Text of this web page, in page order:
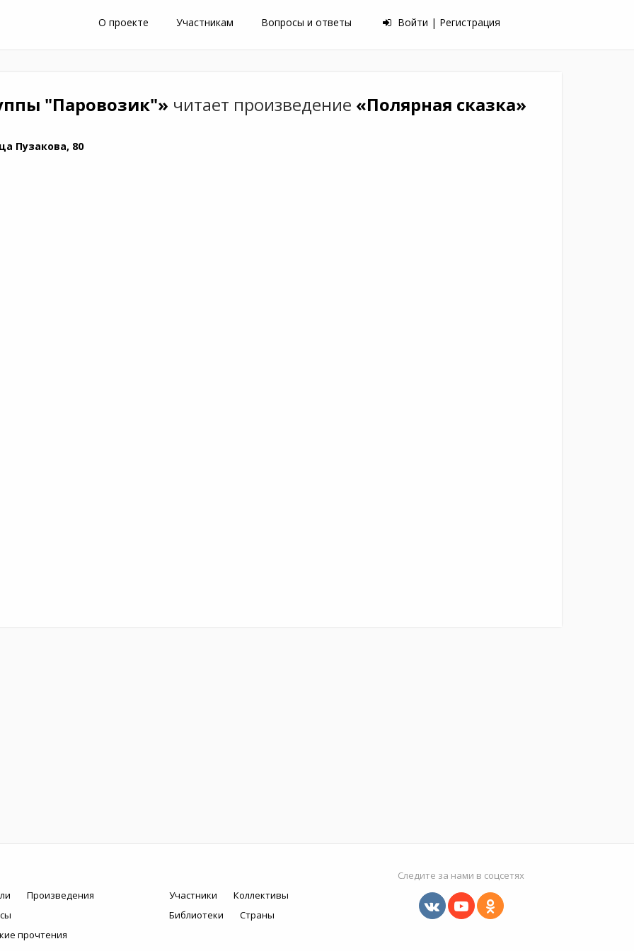
О проекте Участникам Вопросы и ответы Войти | Регистрация
"Паровозик"» читает произведение «Полярная сказка»
Пузакова, 80
Произведения
прочтения
Участники
Коллективы
Библиотеки
Страны
Следите за нами в соцсетях